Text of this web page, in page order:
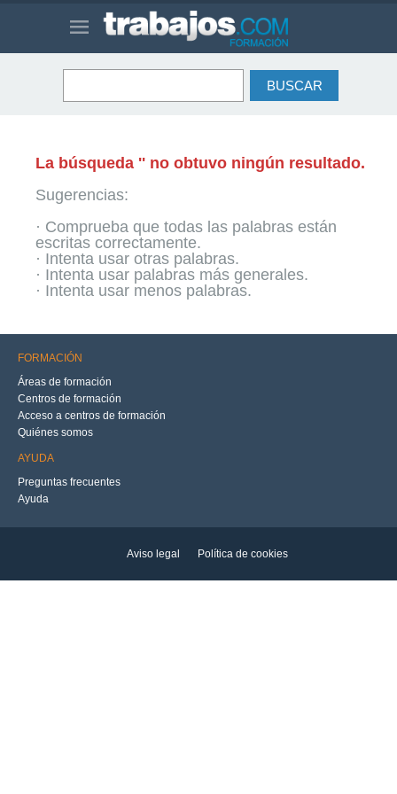
La búsqueda '' no obtuvo ningún resultado.
Sugerencias:
· Comprueba que todas las palabras están
escritas correctamente.
· Intenta usar otras palabras.
· Intenta usar palabras más generales.
· Intenta usar menos palabras.
FORMACIÓN
Áreas de formación
Centros de formación
Acceso a centros de formación
Quiénes somos
AYUDA
Preguntas frecuentes
Ayuda
Aviso legal Política de cookies